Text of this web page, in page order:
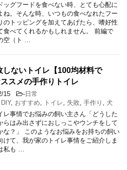
ッグフードを食べない時、とても心配に
ね。そんな時、いつもの食べなれたフー
のトッピングを加えてあげたら、嗜好性
食べてくれるかもしれません。 前編で
空（ト …
しないトイレ【100均材料で
スメの手作りトイレ
15 -日常
DIY, おすすめ トイレ 失敗 手作り
犬
レ事情でお悩みの飼い主さん「どうした
らはみ出さずにおしっこやウンチをして
な？」 このようなお悩みをお持ちの飼い
けて、我が家のトイレ事情をご紹介しま
私も …